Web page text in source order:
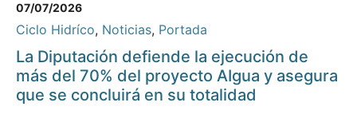
07/07/2026
Ciclo Hidríco, Noticias, Portada
La Diputación defiende la ejecución de
más del 70% del proyecto AIgua y asegura
que se concluirá en su totalidad